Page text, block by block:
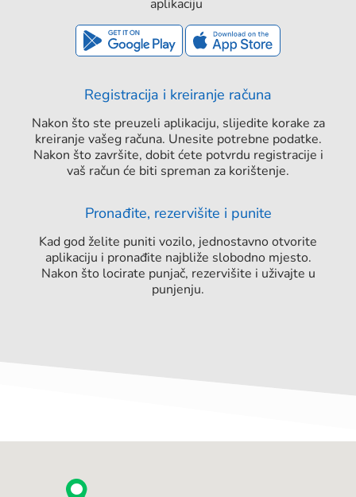
aplikaciju
Registracija i kreiranje računa
Nakon što ste preuzeli aplikaciju, slijedite korake za
kreiranje vašeg računa. Unesite potrebne podatke.
Nakon što završite, dobit ćete potvrdu registracije i
vaš račun će biti spreman za korištenje.
Pronađite, rezervišite i punite
Kad god želite puniti vozilo, jednostavno otvorite
aplikaciju i pronađite najbliže slobodno mjesto.
Nakon što locirate punjač, rezervišite i uživajte u
punjenju.